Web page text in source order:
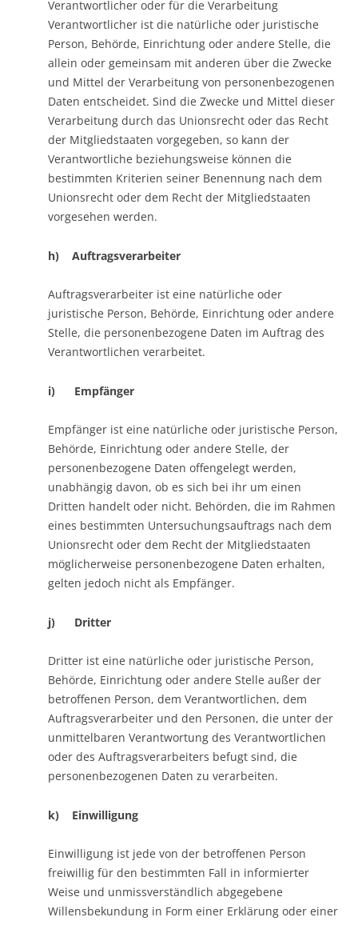
Verantwortlicher oder für die Verarbeitung
Verantwortlicher ist die natürliche oder juristische
Person, Behörde, Einrichtung oder andere Stelle, die
allein oder gemeinsam mit anderen über die Zwecke
und Mittel der Verarbeitung von personenbezogenen
Daten entscheidet. Sind die Zwecke und Mittel dieser
Verarbeitung durch das Unionsrecht oder das Recht
der Mitgliedstaaten vorgegeben, so kann der
Verantwortliche beziehungsweise können die
bestimmten Kriterien seiner Benennung nach dem
Unionsrecht oder dem Recht der Mitgliedstaaten
vorgesehen werden.
h) Auftragsverarbeiter
Auftragsverarbeiter ist eine natürliche oder
juristische Person, Behörde, Einrichtung oder andere
Stelle, die personenbezogene Daten im Auftrag des
Verantwortlichen verarbeitet.
i) Empfänger
Empfänger ist eine natürliche oder juristische Person,
Behörde, Einrichtung oder andere Stelle, der
personenbezogene Daten offengelegt werden,
unabhängig davon, ob es sich bei ihr um einen
Dritten handelt oder nicht. Behörden, die im Rahmen
eines bestimmten Untersuchungsauftrags nach dem
Unionsrecht oder dem Recht der Mitgliedstaaten
möglicherweise personenbezogene Daten erhalten,
gelten jedoch nicht als Empfänger.
j) Dritter
Dritter ist eine natürliche oder juristische Person,
Behörde, Einrichtung oder andere Stelle außer der
betroffenen Person, dem Verantwortlichen, dem
Auftragsverarbeiter und den Personen, die unter der
unmittelbaren Verantwortung des Verantwortlichen
oder des Auftragsverarbeiters befugt sind, die
personenbezogenen Daten zu verarbeiten.
k) Einwilligung
Einwilligung ist jede von der betroffenen Person
freiwillig für den bestimmten Fall in informierter
Weise und unmissverständlich abgegebene
Willensbekundung in Form einer Erklärung oder einer